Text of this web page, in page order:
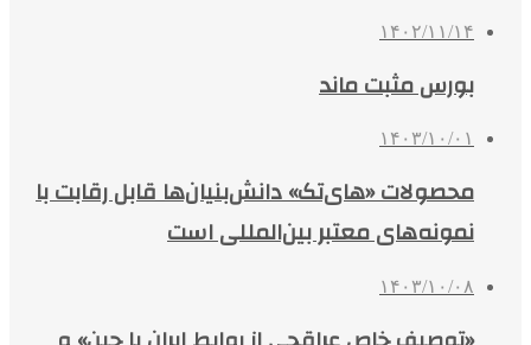
۱۴۰۲/۱۱/۱۴
بورس مثبت ماند
۱۴۰۳/۱۰/۰۱
محصولات «های‌تک» دانش‌بنیان‌ها قابل رقابت با
نمونه‌های معتبر بین‌المللی است
۱۴۰۳/۱۰/۰۸